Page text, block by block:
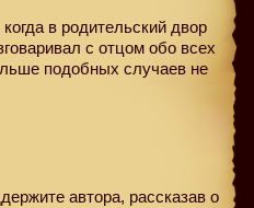
в родительский двор
с отцом обо всех
подобных случаев не
автора, рассказав о